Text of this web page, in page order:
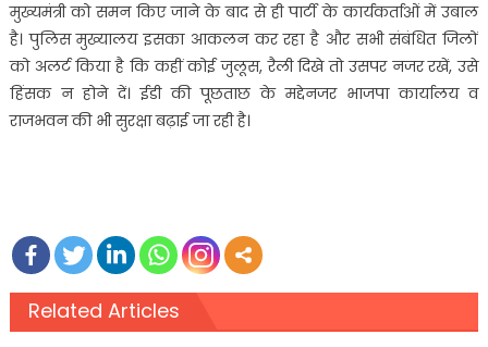
मुख्यमंत्री को समन किए जाने के बाद से ही पार्टी के कार्यकर्ताओं में उबाल
है। पुलिस मुख्यालय इसका आकलन कर रहा है और सभी संबंधित जिलों
को अलर्ट किया है कि कहीं कोई जुलूस, रैली दिखे तो उसपर नजर रखें, उसे
हिंसक न होने दें। ईडी की पूछताछ के मद्देनजर भाजपा कार्यालय व
राजभवन की भी सुरक्षा बढ़ाई जा रही है।
Related Articles